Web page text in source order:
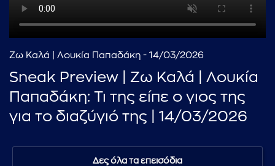
Ζω Καλά | Λουκία Παπαδάκη - 14/03/2026
Sneak Preview | Ζω Καλά | Λουκία
Παπαδάκη: Τι της είπε ο γιος της
για το διαζύγιό της | 14/03/2026
Δες όλα τα επεισόδια